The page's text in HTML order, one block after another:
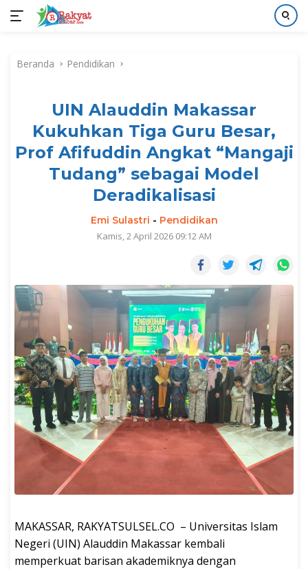
kontenBeranda Pendidikan
UIN Alauddin Makassar
Kukuhkan Tiga Guru Besar,
Prof Afifuddin Angkat “Mangaji
Tudang” sebagai Model
Deradikalisasi
Emi Sulastri - Pendidikan
Kamis, 2 April 2026 09:12 AM
MAKASSAR, RAKYATSULSEL.CO – Universitas Islam
Negeri (UIN) Alauddin Makassar kembali
memperkuat barisan akademiknya dengan